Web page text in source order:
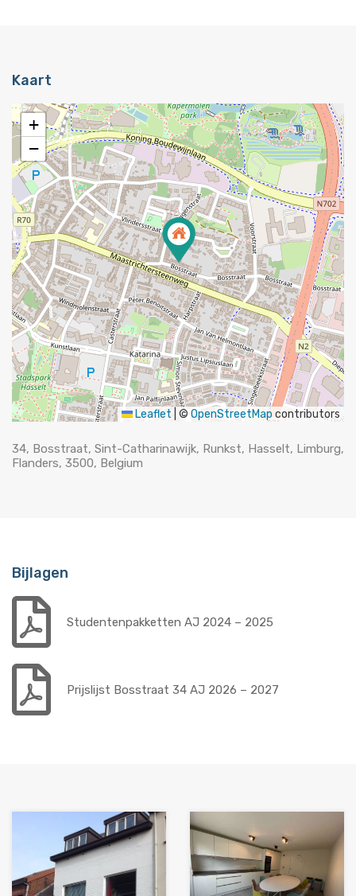
Kaart
+
−
Leaflet © OpenStreetMap contributors
34, Bosstraat, Sint-Catharinawijk, Runkst, Hasselt, Limburg,
Flanders, 3500, Belgium
Bijlagen
Studentenpakketten AJ 2024 – 2025
Prijslijst Bosstraat 34 AJ 2026 – 2027